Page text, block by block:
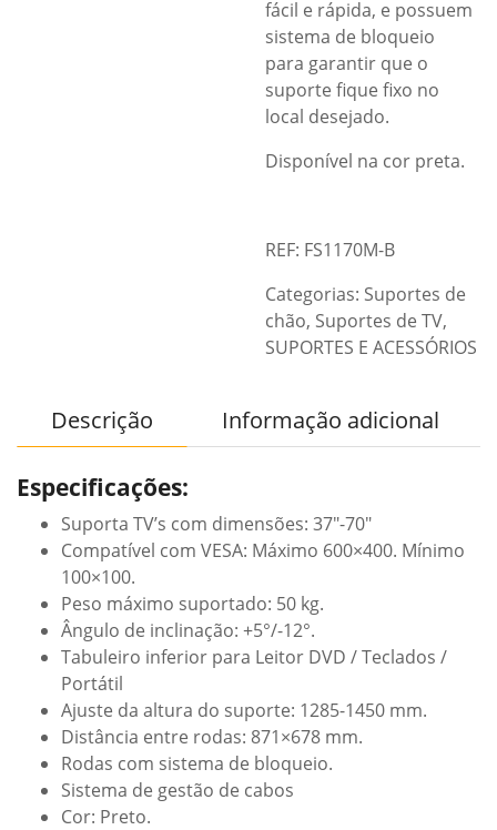
fácil e rápida, e possuem
sistema de bloqueio
para garantir que o
suporte fique fixo no
local desejado.
Disponível na cor preta.
REF: FS1170M-B
Categorias: Suportes de
chão, Suportes de TV,
SUPORTES E ACESSÓRIOS
Descrição Informação adicional
Especificações:
Suporta TV’s com dimensões: 37″-70″
Compatível com VESA: Máximo 600×400. Mínimo
100×100.
Peso máximo suportado: 50 kg.
Ângulo de inclinação: +5°/-12°.
Tabuleiro inferior para Leitor DVD / Teclados /
Portátil
Ajuste da altura do suporte: 1285-1450 mm.
Distância entre rodas: 871×678 mm.
Rodas com sistema de bloqueio.
Sistema de gestão de cabos
Cor: Preto.